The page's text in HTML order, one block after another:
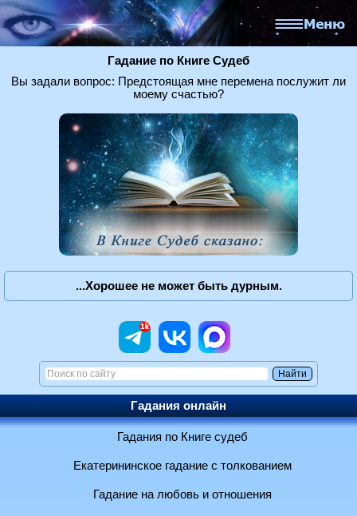
Гадание по Книге Судеб
Вы задали вопрос: Предстоящая мне перемена послужит ли
моему счастью?
...Хорошее не может быть дурным.
Гадания онлайн
Гадания по Книге судеб
Екатерининское гадание с толкованием
Гадание на любовь и отношения